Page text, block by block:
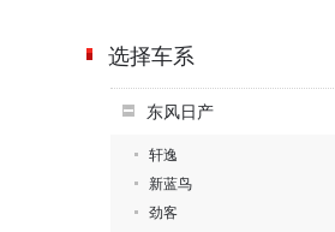
选择车系
东风日产
轩逸
新蓝鸟
劲客